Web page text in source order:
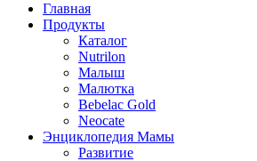
Главная
Продукты
Каталог
Nutrilon
Малыш
Малютка
Bebelac Gold
Neocate
Энциклопедия Мамы
Развитие